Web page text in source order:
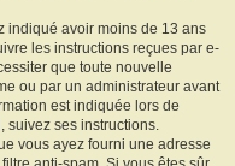
indiqué avoir moins de 13 ans
les instructions reçues par e-
que toute nouvelle
ou par un administrateur avant
est indiquée lors de
suivez ses instructions.
vous ayez fourni une adresse